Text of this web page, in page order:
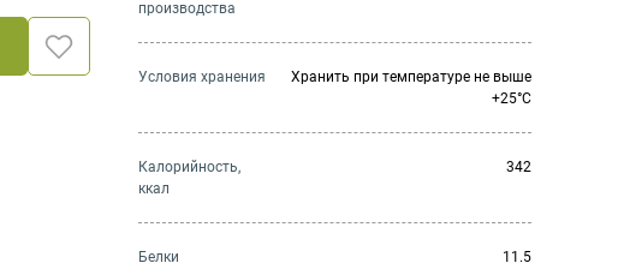
производства
Условия хранения
Хранить при температуре не выше
+25°C
Калорийность,
ккал
342
Белки 11.5